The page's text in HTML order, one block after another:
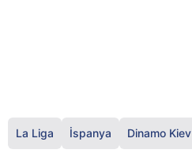
La Liga İspanya Dinamo Kiev